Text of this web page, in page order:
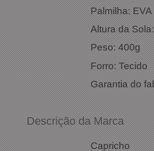
Palmilha:
Altura da
Peso: 400g
Forro: Tecido
Garantia do
Descrição da Marca
Capricho